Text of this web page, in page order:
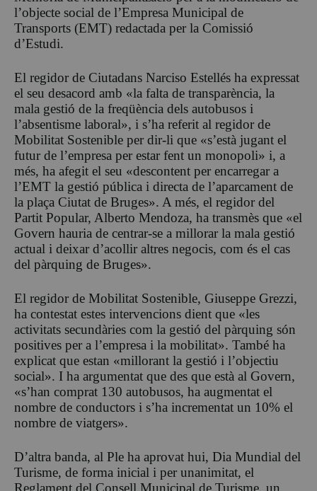
l’objecte social de l’Empresa Municipal de
Transports (EMT) redactada per la Comissió
d’Estudi.
El regidor de Ciutadans Narciso Estellés ha expressat
el seu desacord amb «la falta de transparència, la
mala gestió de la freqüència dels autobusos i
l’absentisme laboral», i s’ha referit al regidor de
Mobilitat Sostenible per dir-li que «s’està jugant el
futur de l’empresa per estar fent un monopoli» i, a
més, ha afegit el seu «descontent per encarregar a
l’EMT la gestió pública i directa de l’aparcament de
la plaça Ciutat de Bruges». A més, el regidor del
Partit Popular, Alberto Mendoza, ha transmès que «el
Govern hauria de centrar-se a millorar la mala gestió
actual i deixar d’acollir altres negocis, com és el cas
del pàrquing de Bruges».
El regidor de Mobilitat Sostenible, Giuseppe Grezzi,
ha contestat estes intervencions dient que «les
activitats secundàries com la gestió del pàrquing són
positives per a l’empresa i la mobilitat». També ha
explicat que estan «millorant la gestió i l’objectiu
social». I ha argumentat que des que està al Govern,
«s’han comprat 130 autobusos, ha augmentat el
nombre de conductors i s’ha incrementat un 10% el
nombre de viatgers».
D’altra banda, al Ple ha aprovat hui, Dia Mundial del
Turisme, de forma inicial i per unanimitat, el
Reglament del Consell Municipal de Turisme, un